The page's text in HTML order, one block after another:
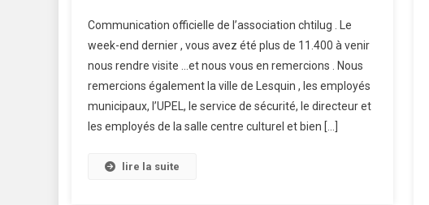
Communication officielle de l’association chtilug . Le
week-end dernier , vous avez été plus de 11.400 à venir
nous rendre visite …et nous vous en remercions . Nous
remercions également la ville de Lesquin , les employés
municipaux, l’UPEL, le service de sécurité, le directeur et
les employés de la salle centre culturel et bien […]
lire la suite